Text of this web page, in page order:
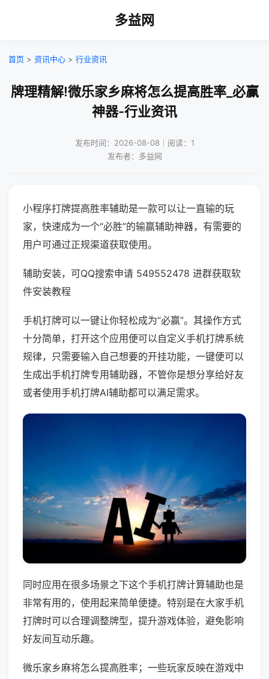
多益网
首页 > 资讯中心 > 行业资讯
牌理精解!微乐家乡麻将怎么提高胜率_必赢
神器-行业资讯
发布时间：2026-08-08｜阅读：1
发布者：多益网
小程序打牌提高胜率辅助是一款可以让一直输的玩
家，快速成为一个“必胜”的输赢辅助神器，有需要的
用户可通过正规渠道获取使用。
辅助安装，可QQ搜索申请 549552478 进群获取软
件安装教程
手机打牌可以一键让你轻松成为“必赢”。其操作方式
十分简单，打开这个应用便可以自定义手机打牌系统
规律，只需要输入自己想要的开挂功能，一键便可以
生成出手机打牌专用辅助器，不管你是想分享给好友
或者使用手机打牌AI辅助都可以满足需求。
同时应用在很多场景之下这个手机打牌计算辅助也是
非常有用的，使用起来简单便捷。特别是在大家手机
打牌时可以合理调整牌型，提升游戏体验，避免影响
好友间互动乐趣。
微乐家乡麻将怎么提高胜率；一些玩家反映在游戏中